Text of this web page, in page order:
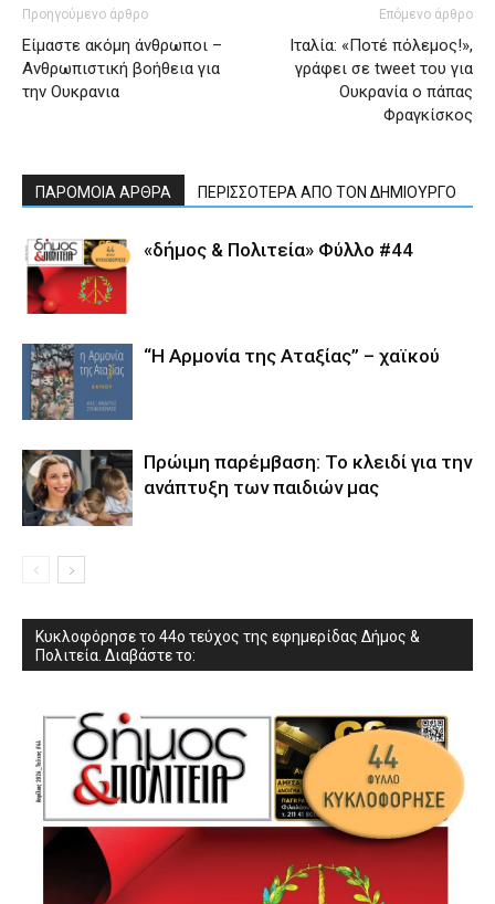
Προηγούμενο άρθρο
Είμαστε ακόμη άνθρωποι –
Ανθρωπιστική βοήθεια για
την Ουκρανια
Επόμενο άρθρο
Ιταλία: «Ποτέ πόλεμος!»,
γράφει σε tweet του για
Ουκρανία ο πάπας
Φραγκίσκος
ΠΑΡΟΜΟΙΑ ΑΡΘΡΑ ΠΕΡΙΣΣΟΤΕΡΑ ΑΠΟ ΤΟΝ ΔΗΜΙΟΥΡΓΟ
«δήμος & Πολιτεία» Φύλλο #44
“Η Αρμονία της Αταξίας” – χαϊκού
Πρώιμη παρέμβαση: Το κλειδί για την
ανάπτυξη των παιδιών µας
Κυκλοφόρησε το 44ο τεύχος της εφημερίδας Δήμος &
Πολιτεία. Διαβάστε το: